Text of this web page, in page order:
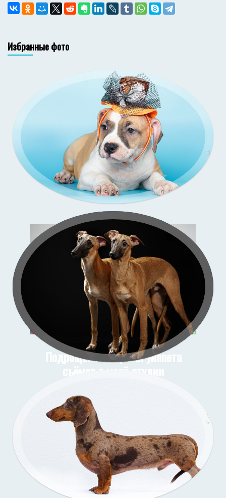
Избранные фото
Подрощенные щенки уиппета
съёмка в моей студии
Подрощенный щенок таксы
Съёмка у меня (улица)